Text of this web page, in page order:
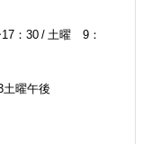
：30 / 土曜 9：
土曜午後